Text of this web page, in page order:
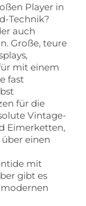
Player in
Technik?
auch
Große, teure
mit einem
fast
für die
Vintage-
Eimerketten,
einen
mit
gibt es